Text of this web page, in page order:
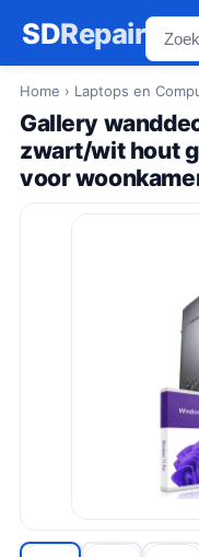
SDRepair
Home › Laptops en
Gallery
zwart/wit hout
voor